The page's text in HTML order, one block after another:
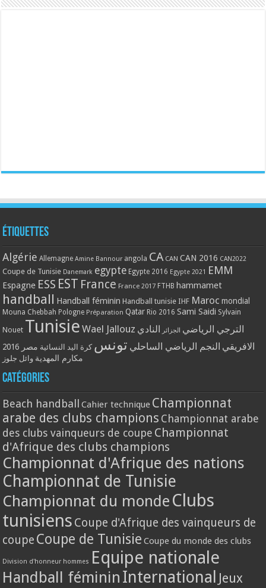
Étiquettes
Algérie Allemagne Amine Bannour angola CA CAN CAN 2016 CAN2022
Coupe de Tunisie Danemark egypte Egypte 2016 Egypte 2021 EMM
Espagne ESS EST France France 2017 FTHB hammamet
handball Handball féminin Handball tunisie IHF Maroc mondial
Mouna Chebbah Pologne Préparation Qatar Rio 2016 Sami Saidi Sylvain
Nouet Tunisie Wael Jallouz الترجي الرياضي الجزائر النادي
الافريقي النجم الرياضي الساحلي تونس كرة اليد النسائية مصر 2016
مكارم المهدية وائل جلوز
Catégories
Beach handball Cahier technique Championnat
arabe des clubs champions Championnat arabe
des clubs vainqueurs de coupe Championnat
d'Afrique des clubs champions
Championnat d'Afrique des nations
Championnat de Tunisie
Championnat du monde Clubs
tunisiens Coupe d'Afrique des vainqueurs de
coupe Coupe de Tunisie Coupe du monde des clubs
Division d'honneur hommes Equipe nationale
Handball féminin International Jeux